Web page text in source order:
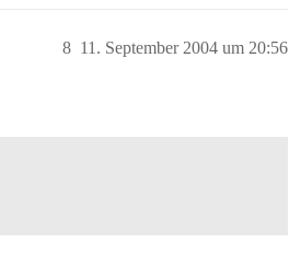
11. September 2004 um 20:56
8